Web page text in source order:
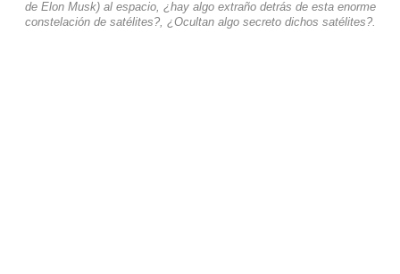
de Elon Musk) al espacio, ¿hay algo extraño detrás de esta enorme
constelación de satélites?, ¿Ocultan algo secreto dichos satélites?.